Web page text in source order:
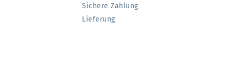
Sichere Zahlung
Lieferung